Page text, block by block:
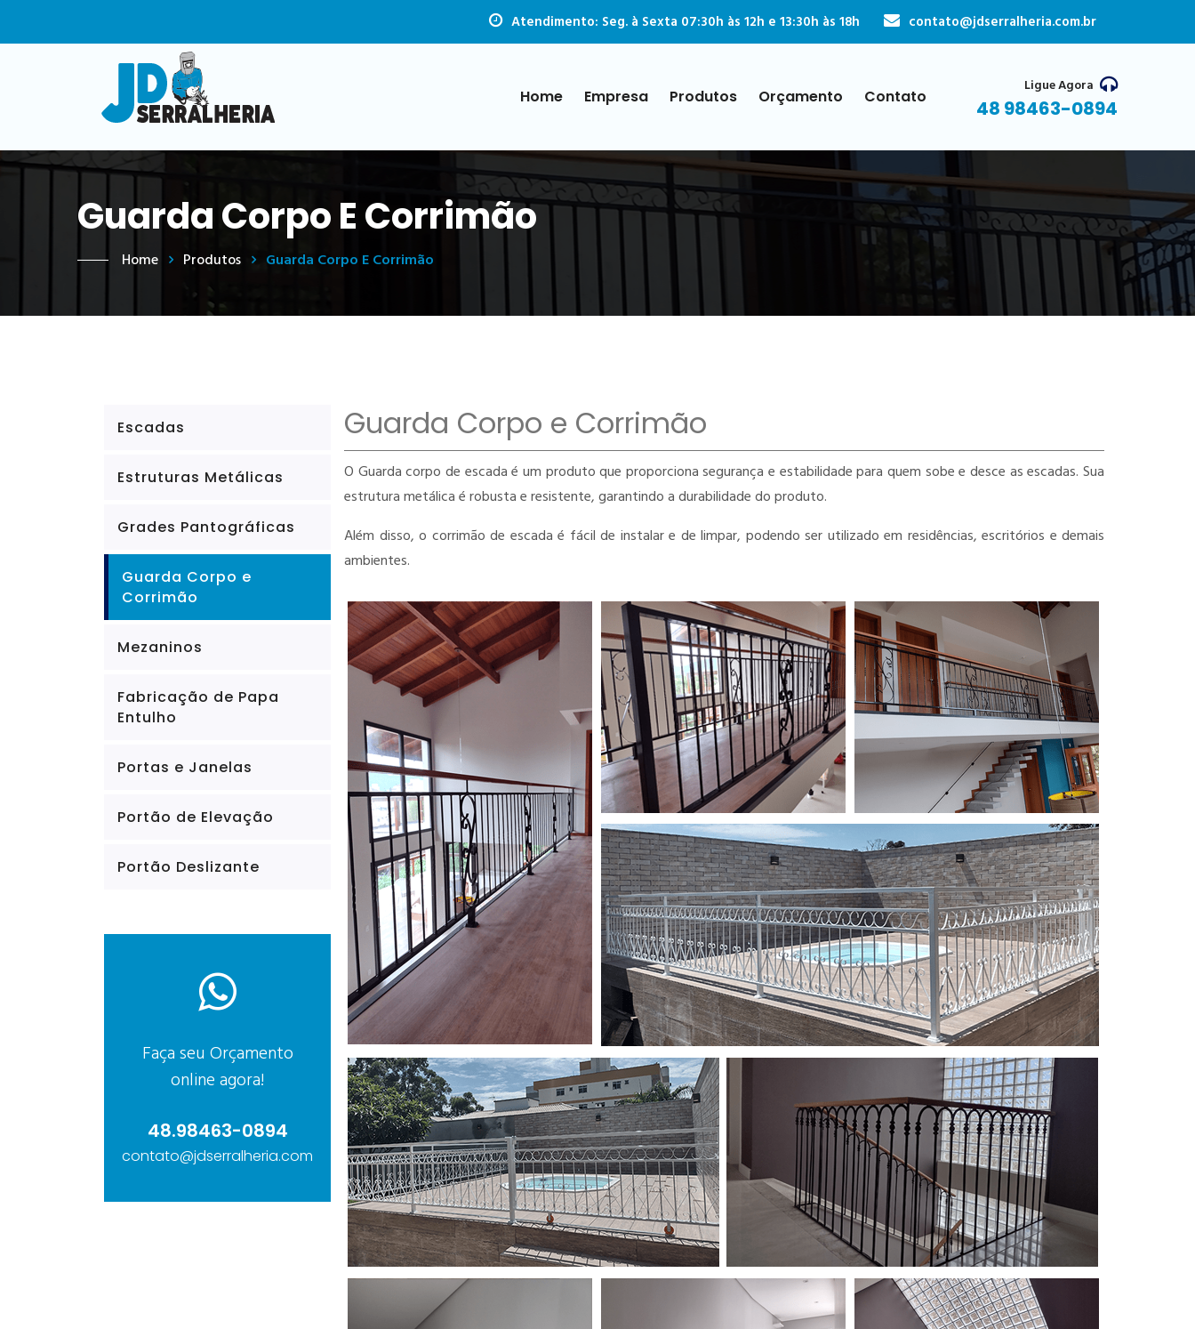
Atendimento: Seg. à Sexta 07:30h às 12h e 13:30h às 18h contato@jdserralheria.com.br
Home Empresa Produtos Orçamento Contato
Ligue Agora
48 98463-0894
Guarda Corpo E Corrimão
Home Produtos Guarda Corpo E Corrimão
Escadas
Estruturas Metálicas
Grades Pantográficas
Guarda Corpo e
Corrimão
Mezaninos
Fabricação de Papa
Entulho
Portas e Janelas
Portão de Elevação
Portão Deslizante
Faça seu Orçamento
online agora!
48.98463-0894
contato@jdserralheria.com
Guarda Corpo e Corrimão
O Guarda corpo de escada é um produto que proporciona segurança e estabilidade para quem sobe e desce as escadas. Sua
estrutura metálica é robusta e resistente, garantindo a durabilidade do produto.
Além disso, o corrimão de escada é fácil de instalar e de limpar, podendo ser utilizado em residências, escritórios e demais
ambientes.